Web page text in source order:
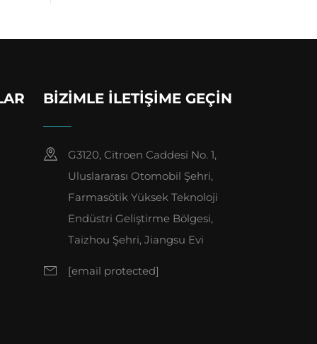
BIZIMLE İLETIŞIME GEÇIN
G3120, Citroen Caddesi No. 1,
Uluslararası Otomobil Şehri,
Farmasötik Yüksek Teknoloji
Endüstri Geliştirme Bölgesi,
Taizhou Şehri, Jiangsu Evi
[email protected]